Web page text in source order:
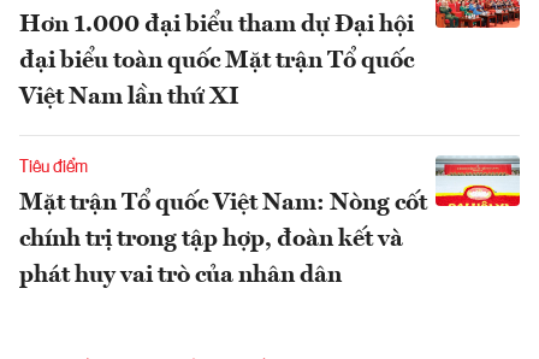
Hơn 1.000 đại biểu tham dự Đại hội
đại biểu toàn quốc Mặt trận Tổ quốc
Việt Nam lần thứ XI
Tiêu điểm
Mặt trận Tổ quốc Việt Nam: Nòng cốt
chính trị trong tập hợp, đoàn kết và
phát huy vai trò của nhân dân